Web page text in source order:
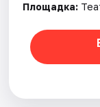
Площадка: